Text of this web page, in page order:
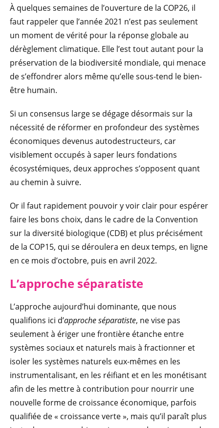
À quelques semaines de l’ouverture de la COP26, il
faut rappeler que l’année 2021 n’est pas seulement
un moment de vérité pour la réponse globale au
dérèglement climatique. Elle l’est tout autant pour la
préservation de la biodiversité mondiale, qui menace
de s’effondrer alors même qu’elle sous-tend le bien-
être humain.
Si un consensus large se dégage désormais sur la
nécessité de réformer en profondeur des systèmes
économiques devenus autodestructeurs, car
visiblement occupés à saper leurs fondations
écosystémiques, deux approches s’opposent quant
au chemin à suivre.
Or il faut rapidement pouvoir y voir clair pour espérer
faire les bons choix, dans le cadre de la Convention
sur la diversité biologique (CDB) et plus précisément
de la COP15, qui se déroulera en deux temps, en ligne
en ce mois d’octobre, puis en avril 2022.
L’approche séparatiste
L’approche aujourd’hui dominante, que nous
qualifions ici d’approche séparatiste, ne vise pas
seulement à ériger une frontière étanche entre
systèmes sociaux et naturels mais à fractionner et
isoler les systèmes naturels eux-mêmes en les
instrumentalisant, en les réifiant et en les monétisant
afin de les mettre à contribution pour nourrir une
nouvelle forme de croissance économique, parfois
qualifiée de « croissance verte », mais qu’il paraît plus